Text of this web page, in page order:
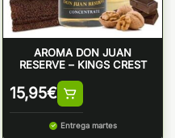
AROMA DON JUAN
RESERVE – KINGS CREST
15,95€
Entrega martes